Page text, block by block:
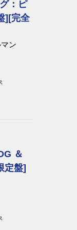
：ピ
][完全
ン
＆
定盤]